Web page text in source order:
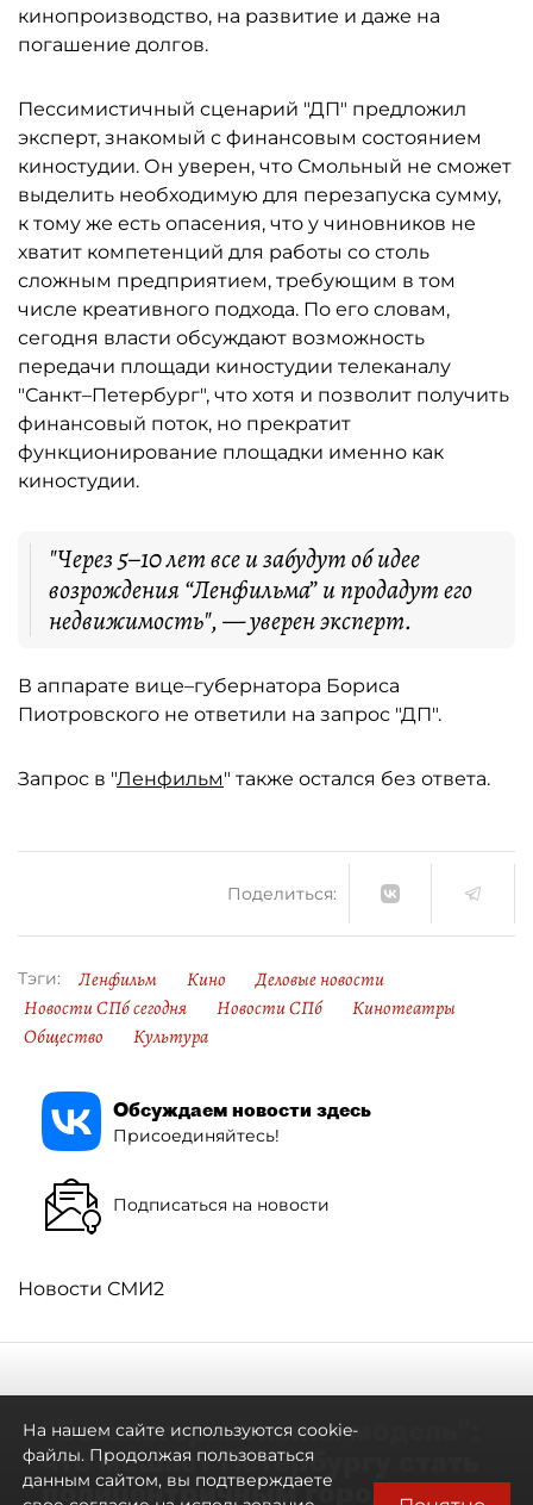
кинопроизводство, на развитие и даже на
погашение долгов.
Пессимистичный сценарий "ДП" предложил
эксперт, знакомый с финансовым состоянием
киностудии. Он уверен, что Смольный не сможет
выделить необходимую для перезапуска сумму,
к тому же есть опасения, что у чиновников не
хватит компетенций для работы со столь
сложным предприятием, требующим в том
числе креативного подхода. По его словам,
сегодня власти обсуждают возможность
передачи площади киностудии телеканалу
"Санкт–Петербург", что хотя и позволит получить
финансовый поток, но прекратит
функционирование площадки именно как
киностудии.
"Через 5–10 лет все и забудут об идее
возрождения “Ленфильма” и продадут его
недвижимость", — уверен эксперт.
В аппарате вице–губернатора Бориса
Пиотровского не ответили на запрос "ДП".
Запрос в "Ленфильм" также остался без ответа.
Поделиться:
Тэги: Ленфильм Кино
Деловые новости
Новости СПб сегодня
Новости СПб
Кинотеатры
Общество
Культура
Обсуждаем новости здесь
Присоединяйтесь!
Подписаться на новости
Новости СМИ2
"Безальтернативная модель":
что мешает Петербургу стать
полицентричным городом
На нашем сайте используются cookie-
файлы. Продолжая пользоваться
данным сайтом, вы подтверждаете